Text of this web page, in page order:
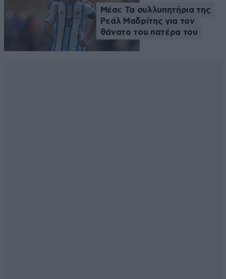
Μέσι: Τα συλλυπητήρια της
Ρεάλ Μαδρίτης για τον
θάνατο του πατέρα του